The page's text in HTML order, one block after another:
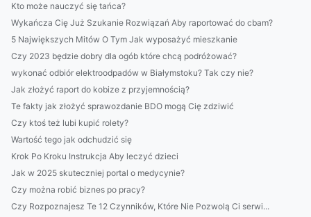
Kto może nauczyć się tańca?
Wykańcza Cię Już Szukanie Rozwiązań Aby raportować do cbam?
5 Największych Mitów O Tym Jak wyposażyć mieszkanie
Czy 2023 będzie dobry dla ogób które chcą podróżować?
wykonać odbiór elektroodpadów w Białymstoku? Tak czy nie?
Jak złożyć raport do kobize z przyjemnością?
Te fakty jak złożyć sprawozdanie BDO mogą Cię zdziwić
Czy ktoś też lubi kupić rolety?
Wartość tego jak odchudzić się
Krok Po Kroku Instrukcja Aby leczyć dzieci
Jak w 2025 skuteczniej portal o medycynie?
Czy można robić biznes po pracy?
Czy Rozpoznajesz Te 12 Czynników, Które Nie Pozwolą Ci serwi...